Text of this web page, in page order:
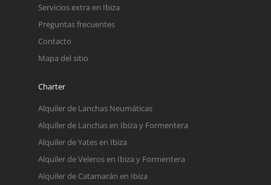
Servicios extra en Ibiza
Preguntas frecuentes
Contacto
Mapa del sitio
Charter
Alquiler de Lanchas Neumáticas
Alquiler de Lanchas en Ibiza y Formentera
Alquiler de Yates en Ibiza
Alquiler de Veleros en Ibiza y Formentera
Alquiler de Catamarán en Ibiza